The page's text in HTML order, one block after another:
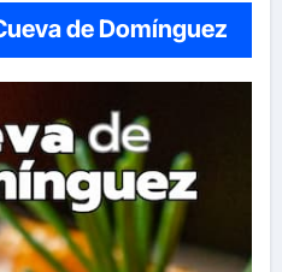
de Domínguez